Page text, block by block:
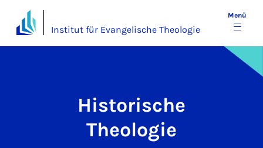
Institut für Evangelische Theologie
Menü
Historische
Theologie